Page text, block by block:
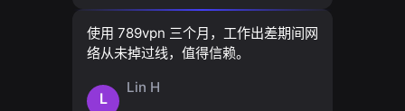
使用 789vpn 三个月，工作出差期间网
络从未掉过线，值得信赖。
L
Lin H